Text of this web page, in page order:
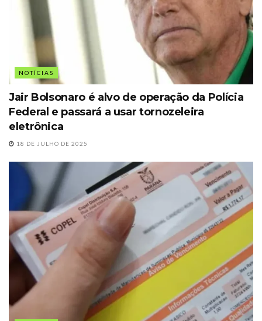
NOTÍCIAS
Jair Bolsonaro é alvo de operação da Polícia
Federal e passará a usar tornozeleira
eletrônica
18 DE JULHO DE 2025